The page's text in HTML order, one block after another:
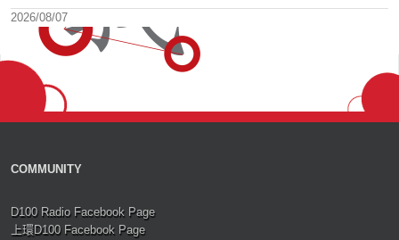
2026/08/07
COMMUNITY
D100 Radio Facebook Page
上環D100 Facebook Page